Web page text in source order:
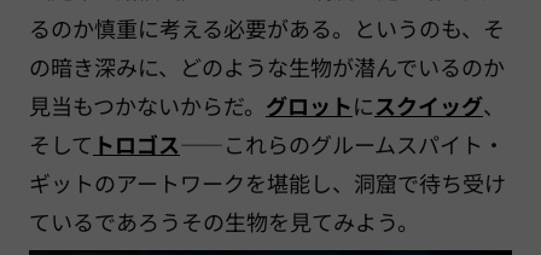
るのか慎重に考える必要がある。というのも、そ
の暗き深みに、どのような生物が潜んでいるのか
見当もつかないからだ。 グロットにスクイッグ、
そして トロゴス——これらのグルームスパイト・
ギットのアートワークを堪能し、洞窟で待ち受け
ているであろうその生物を見てみよう。